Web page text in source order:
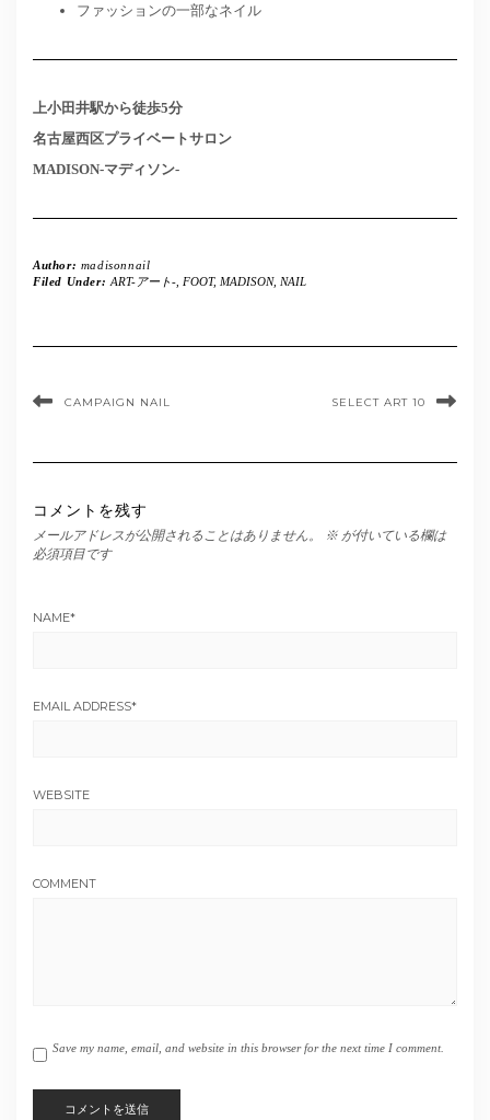
ファッションの一部なネイル
上小田井駅から徒歩5分
名古屋西区プライベートサロン
MADISON-マディソン-
Author: madisonnail
Filed Under: ART-アート-, FOOT, MADISON, NAIL
CAMPAIGN NAIL SELECT ART 10
コメントを残す
メールアドレスが公開されることはありません。 ※ が付いている欄は
必須項目です
NAME*
EMAIL ADDRESS*
WEBSITE
COMMENT
Save my name, email, and website in this browser for the next time I comment.